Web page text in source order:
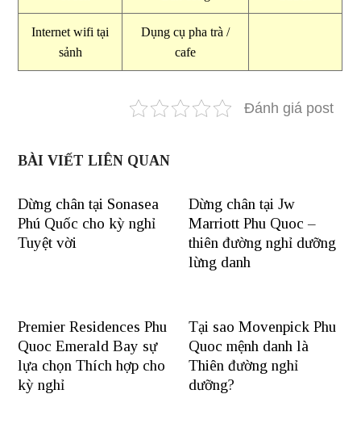
Internet wifi tại
sảnh
Dụng cụ pha trà /
cafe
Đánh giá post
BÀI VIẾT LIÊN QUAN
Dừng chân tại Sonasea
Phú Quốc cho kỳ nghỉ
Tuyệt vời
Dừng chân tại Jw
Marriott Phu Quoc –
thiên đường nghỉ dưỡng
lừng danh
Premier Residences Phu
Quoc Emerald Bay sự
lựa chọn Thích hợp cho
kỳ nghỉ
Tại sao Movenpick Phu
Quoc mệnh danh là
Thiên đường nghỉ
dưỡng?